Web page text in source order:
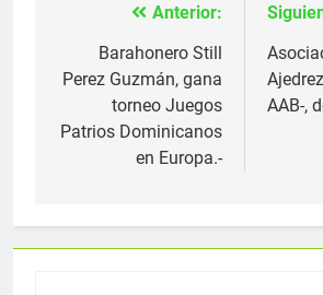
Navegación
entradas
Anterior:
Barahonero Still
Perez Guzmán, gana
torneo Juegos
Patrios Dominicanos
en Europa.-
AAB-,